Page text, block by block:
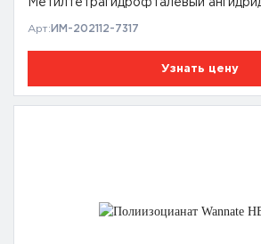
Метилтетрагидрофталевый ангидрид
Арт: ИМ-202112-7317
Узнать цену